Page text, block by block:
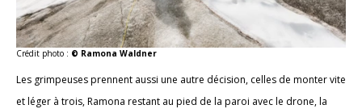
Crédit photo : © Ramona Waldner
Les grimpeuses prennent aussi une autre décision, celles de monter vite
et léger à trois, Ramona restant au pied de la paroi avec le drone, la